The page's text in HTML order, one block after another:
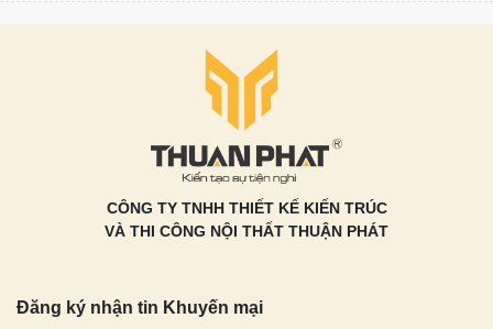
CÔNG TY TNHH THIẾT KẾ KIẾN TRÚC
VÀ THI CÔNG NỘI THẤT THUẬN PHÁT
Đăng ký nhận tin Khuyến mại